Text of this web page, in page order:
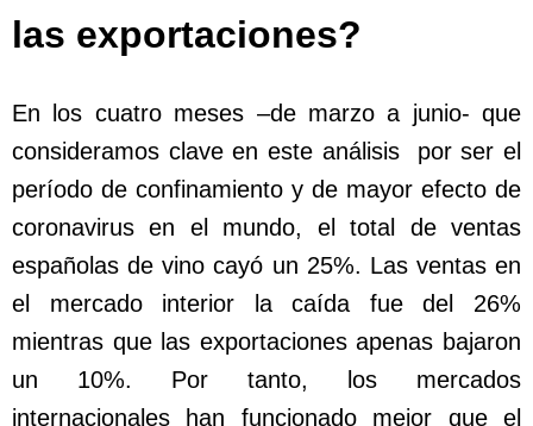
las exportaciones?
En los cuatro meses –de marzo a junio- que
consideramos clave en este análisis por ser el
período de confinamiento y de mayor efecto de
coronavirus en el mundo, el total de ventas
españolas de vino cayó un 25%. Las ventas en
el mercado interior la caída fue del 26%
mientras que las exportaciones apenas bajaron
un 10%. Por tanto, los mercados
internacionales han funcionado mejor que el